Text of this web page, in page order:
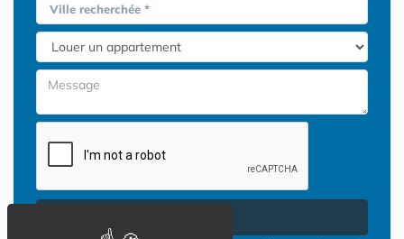
Ville recherchée *